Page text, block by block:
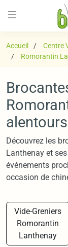
Accueil Centre
Romorantin
alentours
Découvrez les
Lanthenay et
événements
occasion de
Vide-Greniers
Romorantin
Lanthenay